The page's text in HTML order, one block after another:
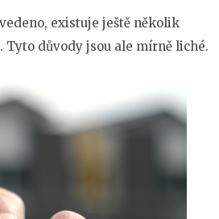
existuje ještě několik
důvody jsou ale mírně liché.